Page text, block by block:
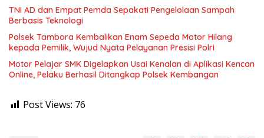
TNI AD dan Empat Pemda Sepakati Pengelolaan Sampah
Berbasis Teknologi
Polsek Tambora Kembalikan Enam Sepeda Motor Hilang
kepada Pemilik, Wujud Nyata Pelayanan Presisi Polri
Motor Pelajar SMK Digelapkan Usai Kenalan di Aplikasi Kencan
Online, Pelaku Berhasil Ditangkap Polsek Kembangan
Post Views: 76